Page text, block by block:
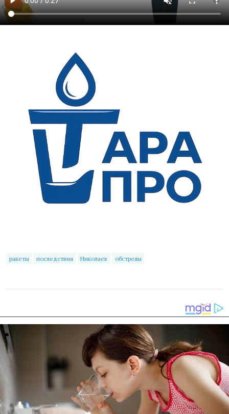
ракеты последствия Николаев обстрелы